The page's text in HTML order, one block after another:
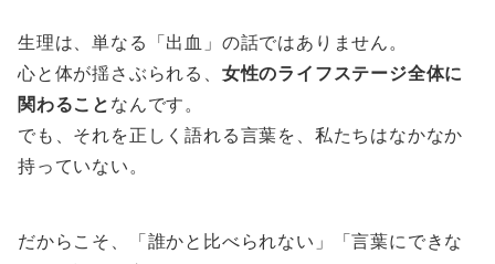
生理は、単なる「出血」の話ではありません。
心と体が揺さぶられる、 女性のライフステージ全体に
関わること なんです。
でも、それを正しく語れる言葉を、私たちはなかなか
持っていない。
だからこそ、「誰かと比べられない」「言葉にできな